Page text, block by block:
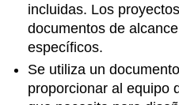
incluidas. Los
documentos de
específicos.
Se utiliza un
proporcionar al equipo